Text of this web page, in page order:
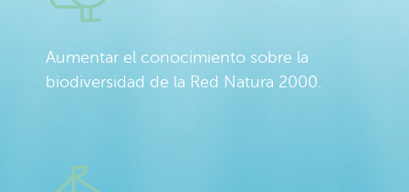
Aumentar el conocimiento sobre la
biodiversidad de la Red Natura 2000.